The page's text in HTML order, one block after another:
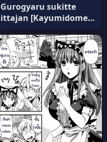
Gurogyaru sukitte
ittajan [Kayumidome]
แปลไทย